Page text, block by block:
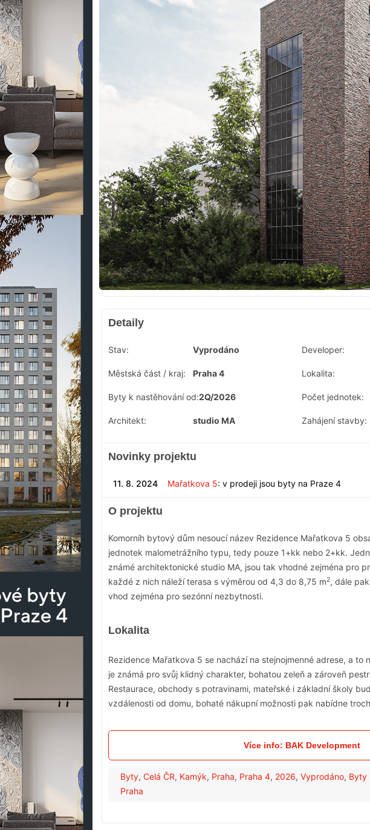
Detaily
Stav: Vyprodáno Developer:
Městská část / kraj: Praha 4 Lokalita:
Byty k nastěhování od:2Q/2026 Počet jednotek:
Architekt: studio MA Zahájení stavby:
Novinky projektu
11. 8. 2024 Mařatkova 5: v prodeji jsou byty na Praze 4
O projektu
Komorníh bytový dům nesoucí název Rezidence Mařatkova 5
jednotek malometrážního typu, tedy pouze 1+kk nebo 2+kk.
známé architektonické studio MA, jsou tak vhodné zejména pro
každé z nich náleží terasa s výměrou od 4,3 do 8,75 m2, dále
vhod zejména pro sezónní nezbytnosti.
Lokalita
Rezidence Mařatkova 5 se nachází na stejnojmenné adrese, a to
je známá pro svůj klidný charakter, bohatou zeleň a zároveň
Restaurace, obchody s potravinami, mateřské i základní školy
vzdálenosti od domu, bohaté nákupní možnosti pak nabídne
Více info: BAK Development
Byty, Celá ČR, Kamýk, Praha, Praha 4, 2026, Vyprodáno, Byty
Praha